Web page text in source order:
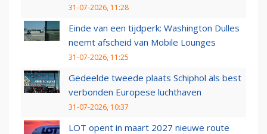
31-07-2026, 11:28
Einde van een tijdperk: Washington Dulles
neemt afscheid van Mobile Lounges
31-07-2026, 11:25
Gedeelde tweede plaats Schiphol als best
verbonden Europese luchthaven
31-07-2026, 10:37
LOT opent in maart 2027 nieuwe route